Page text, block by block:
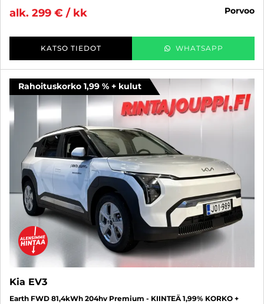
alk. 299 € / kk
porvoo
KATSO TIEDOT WHATSAPP
Rahoituskorko 1,99 % + kulut
Kia EV3
Earth FWD 81,4kWh 204hv Premium - KIINTEÄ 1,99% KORKO +